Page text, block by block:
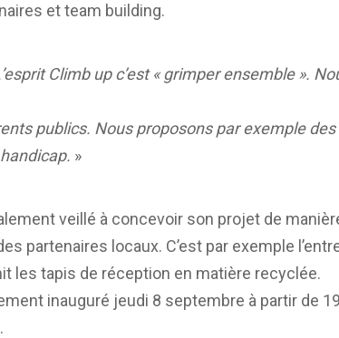
et team building.
Climb up c’est « grimper ensemble ».
publics. Nous proposons par exemple
»
veillé à concevoir son projet de
partenaires locaux. C’est par exemple
les tapis de réception en matière recyclée.
inauguré jeudi 8 septembre à partir de